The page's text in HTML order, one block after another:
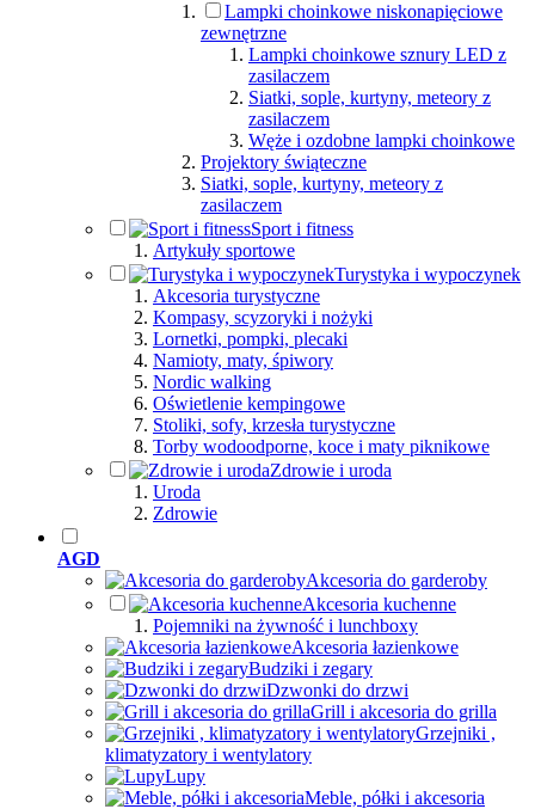
Lampki choinkowe niskonapięciowe
zewnętrzne
Lampki choinkowe sznury LED z
zasilaczem
Siatki, sople, kurtyny, meteory z
zasilaczem
Węże i ozdobne lampki choinkowe
Projektory świąteczne
Siatki, sople, kurtyny, meteory z
zasilaczem
Sport i fitness
Artykuły sportowe
Turystyka i wypoczynek
Akcesoria turystyczne
Kompasy, scyzoryki i nożyki
Lornetki, pompki, plecaki
Namioty, maty, śpiwory
Nordic walking
Oświetlenie kempingowe
Stoliki, sofy, krzesła turystyczne
Torby wodoodporne, koce i maty piknikowe
Zdrowie i uroda
Uroda
Zdrowie
AGD
Akcesoria do garderoby
Akcesoria kuchenne
Pojemniki na żywność i lunchboxy
Akcesoria łazienkowe
Budziki i zegary
Dzwonki do drzwi
Grill i akcesoria do grilla
Grzejniki ,
klimatyzatory i wentylatory
Lupy
Meble, półki i akcesoria